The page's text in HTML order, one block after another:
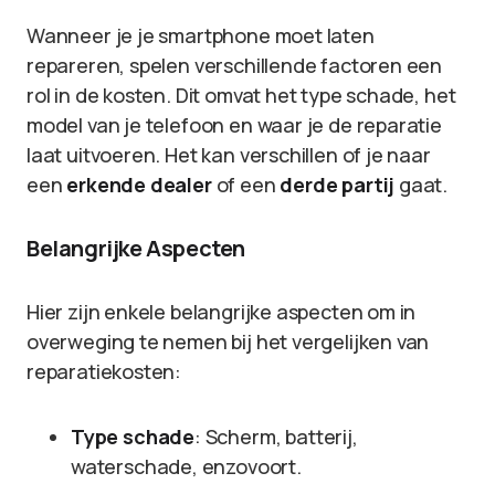
Wanneer je je smartphone moet laten
repareren, spelen verschillende factoren een
rol in de kosten. Dit omvat het type schade, het
model van je telefoon en waar je de reparatie
laat uitvoeren. Het kan verschillen of je naar
een erkende dealerof een derde partij gaat.
Belangrijke Aspecten
Hier zijn enkele belangrijke aspecten om in
overweging te nemen bij het vergelijken van
reparatiekosten:
Type schade: Scherm, batterij,
waterschade, enzovoort.